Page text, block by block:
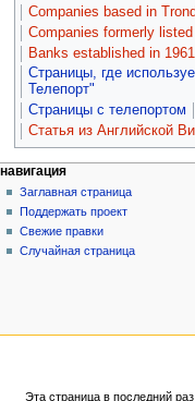
Companies based in
Companies formerly
Banks established in 1961
Страницы, где
Телепорт"
Страницы с телепортом
Статья из Английской
навигация
Заглавная страница
Поддержать проект
Свежие правки
Случайная страница
Эта страница в последний